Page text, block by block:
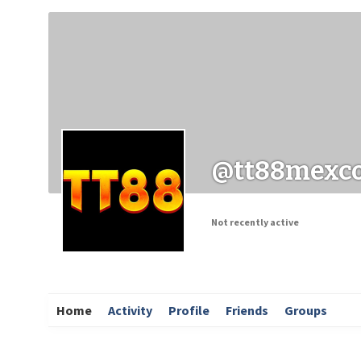
Заходи
Not recently active
Home Activity Profile Friends Groups